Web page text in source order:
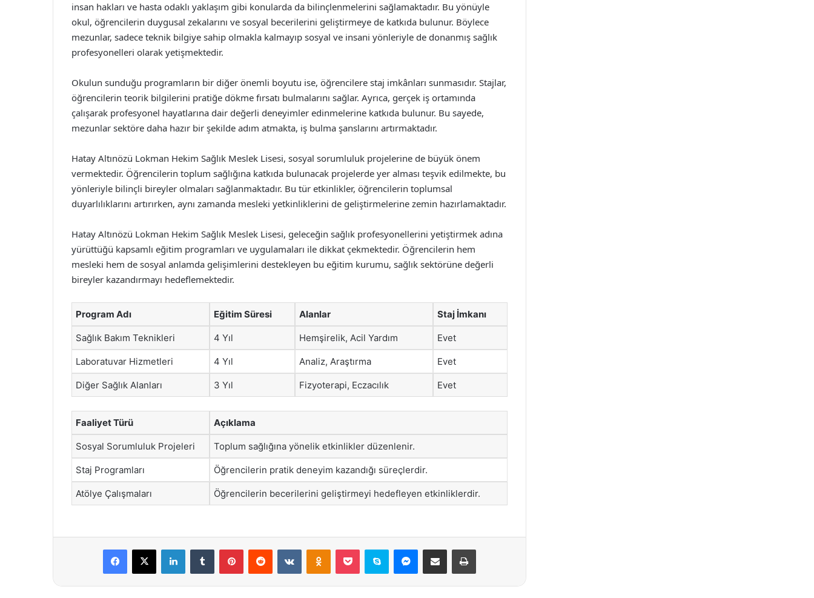
insan hakları ve hasta odaklı yaklaşım gibi konularda da bilinçlenmelerini sağlamaktadır. Bu yönüyle
okul, öğrencilerin duygusal zekalarını ve sosyal becerilerini geliştirmeye de katkıda bulunur. Böylece
mezunlar, sadece teknik bilgiye sahip olmakla kalmayıp sosyal ve insani yönleriyle de donanmış sağlık
profesyonelleri olarak yetişmektedir.
Okulun sunduğu programların bir diğer önemli boyutu ise, öğrencilere staj imkânları sunmasıdır. Stajlar,
öğrencilerin teorik bilgilerini pratiğe dökme fırsatı bulmalarını sağlar. Ayrıca, gerçek iş ortamında
çalışarak profesyonel hayatlarına dair değerli deneyimler edinmelerine katkıda bulunur. Bu sayede,
mezunlar sektöre daha hazır bir şekilde adım atmakta, iş bulma şanslarını artırmaktadır.
Hatay Altınözü Lokman Hekim Sağlık Meslek Lisesi, sosyal sorumluluk projelerine de büyük önem
vermektedir. Öğrencilerin toplum sağlığına katkıda bulunacak projelerde yer alması teşvik edilmekte, bu
yönleriyle bilinçli bireyler olmaları sağlanmaktadır. Bu tür etkinlikler, öğrencilerin toplumsal
duyarlılıklarını artırırken, aynı zamanda mesleki yetkinliklerini de geliştirmelerine zemin hazırlamaktadır.
Hatay Altınözü Lokman Hekim Sağlık Meslek Lisesi, geleceğin sağlık profesyonellerini yetiştirmek adına
yürüttüğü kapsamlı eğitim programları ve uygulamaları ile dikkat çekmektedir. Öğrencilerin hem
mesleki hem de sosyal anlamda gelişimlerini destekleyen bu eğitim kurumu, sağlık sektörüne değerli
bireyler kazandırmayı hedeflemektedir.
Program Adı Eğitim Süresi Alanlar Staj İmkanı
Sağlık Bakım Teknikleri 4 Yıl Hemşirelik, Acil Yardım Evet
Laboratuvar Hizmetleri 4 Yıl Analiz, Araştırma Evet
Diğer Sağlık Alanları 3 Yıl Fizyoterapi, Eczacılık Evet
Faaliyet Türü Açıklama
Sosyal Sorumluluk Projeleri Toplum sağlığına yönelik etkinlikler düzenlenir.
Staj Programları Öğrencilerin pratik deneyim kazandığı süreçlerdir.
Atölye Çalışmaları Öğrencilerin becerilerini geliştirmeyi hedefleyen etkinliklerdir.
Facebook
X LinkedInTumblr PinterestReddit VKontakteOdnoklassniki
Pocket Skype Messenger
E-Posta ile paylaş Yazdır